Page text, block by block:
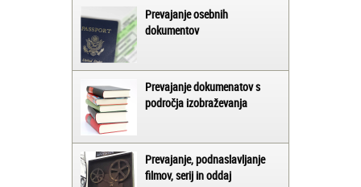
Prevajanje osebnih
dokumentov
Prevajanje dokumenatov s
področja izobraževanja
Prevajanje, podnaslavljanje
filmov, serij in oddaj